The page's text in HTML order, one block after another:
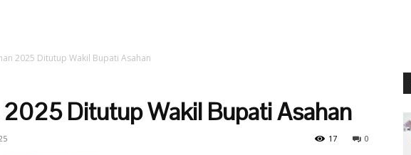
2025 Ditutup Wakil Bupati Asahan
2025 Ditutup Wakil Bupati Asahan
0
17